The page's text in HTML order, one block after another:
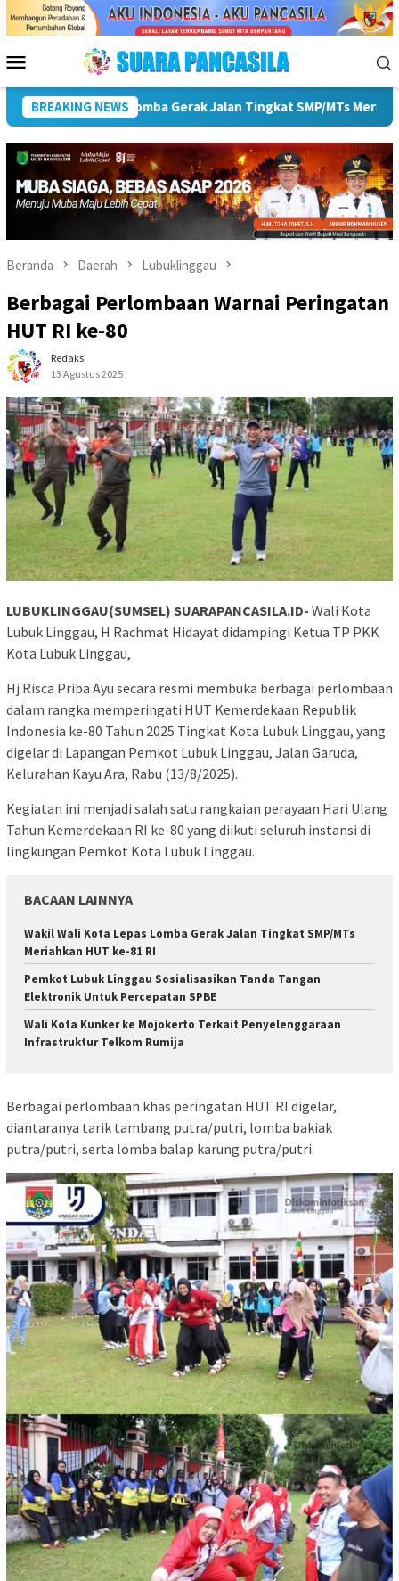
Menu
Mobile
BREAKING NEWS
Pemkot Lubuk Linggau Sosialisasikan Tanda Tangan
Beranda Daerah Lubuklinggau
Berbagai Perlombaan Warnai Peringatan
HUT RI ke-80
Redaksi
13 Agustus 2025
LUBUKLINGGAU(SUMSEL) SUARAPANCASILA.ID- Wali Kota
Lubuk Linggau, H Rachmat Hidayat didampingi Ketua TP PKK
Kota Lubuk Linggau,
Hj Risca Priba Ayu secara resmi membuka berbagai perlombaan
dalam rangka memperingati HUT Kemerdekaan Republik
Indonesia ke-80 Tahun 2025 Tingkat Kota Lubuk Linggau, yang
digelar di Lapangan Pemkot Lubuk Linggau, Jalan Garuda,
Kelurahan Kayu Ara, Rabu (13/8/2025).
Kegiatan ini menjadi salah satu rangkaian perayaan Hari Ulang
Tahun Kemerdekaan RI ke-80 yang diikuti seluruh instansi di
lingkungan Pemkot Kota Lubuk Linggau.
BACAAN LAINNYA
Wakil Wali Kota Lepas Lomba Gerak Jalan Tingkat SMP/MTs
Meriahkan HUT ke-81 RI
Pemkot Lubuk Linggau Sosialisasikan Tanda Tangan
Elektronik Untuk Percepatan SPBE
Wali Kota Kunker ke Mojokerto Terkait Penyelenggaraan
Infrastruktur Telkom Rumija
Berbagai perlombaan khas peringatan HUT RI digelar,
diantaranya tarik tambang putra/putri, lomba bakiak
putra/putri, serta lomba balap karung putra/putri.